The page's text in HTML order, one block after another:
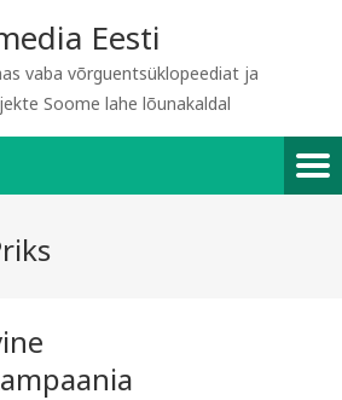
Eesti
vaba võrguentsüklopeediat ja
Soome lahe lõunakaldal